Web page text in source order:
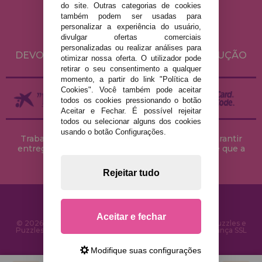
POLÍTICA DE PRIVACIDADE
POLÍTICA DE COOKIES
ENVIO E DEVOLUÇÕES
DEVOLUÇÕES / DIREITO DE LIVRE RESOLUÇÃO
Trabalhamos com stocks permanentes para garantir
entregas rápidas no território peninsular, desde que a
© 2026 CasaDoPuzzle.com - Loja Online para comprar Puzzles e
Puzzles na Internet. Entrega rápida em 24 horas e segurança SSL
do site. Outras categorias de cookies
também podem ser usadas para
personalizar a experiência do usuário,
divulgar ofertas comerciais
personalizadas ou realizar análises para
otimizar nossa oferta. O utilizador pode
retirar o seu consentimento a qualquer
momento, a partir do link "Política de
Cookies". Você também pode aceitar
todos os cookies pressionando o botão
Aceitar e Fechar. É possível rejeitar
todos ou selecionar alguns dos cookies
usando o botão Configurações.
Rejeitar tudo
Aceitar e fechar
Modifique suas configurações